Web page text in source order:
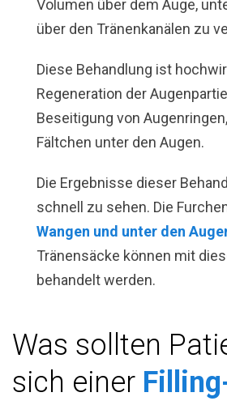
Volumen über dem Auge,
über den Tränenkanälen zu
Diese Behandlung ist
Regeneration der
Beseitigung von
Fältchen unter den Augen.
Die Ergebnisse dieser
schnell zu sehen. Die
Wangen und unter den
Tränensäcke können mit
behandelt werden.
Was sollten
sich einer